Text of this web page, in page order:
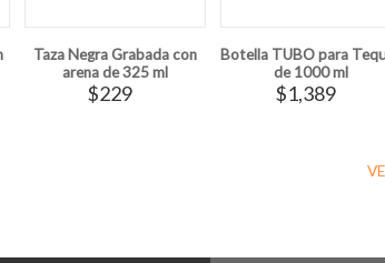
Taza Negra Grabada con
arena de 325 ml
$229
Botella TUBO para
de 1000 ml
$1,389